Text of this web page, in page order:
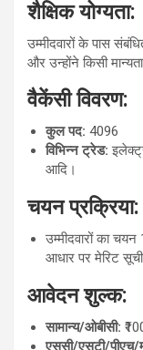
शैक्षिक योग्यता:
उम्मीदवारों के पास
और उन्होंने किसी मान्यता
वैकेंसी विवरण:
कुल पद: 4096
विभिन्न ट्रेड:
आदि।
चयन प्रक्रिया:
उम्मीदवारों का
आधार पर मेरिट
आवेदन शुल्क:
सामान्य/ओबीसी:
एससी/एसटी/पीएच/